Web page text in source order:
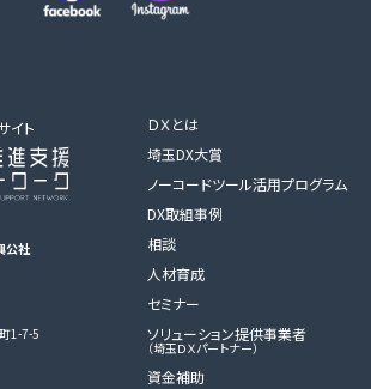
イト
公社
1-7-5
ＤＸとは
埼玉DX大賞
ノーコードツール活用プログラム
DX取組事例
相談
人材育成
セミナー
ソリューション提供事業者
（埼玉ＤＸパートナー）
資金補助